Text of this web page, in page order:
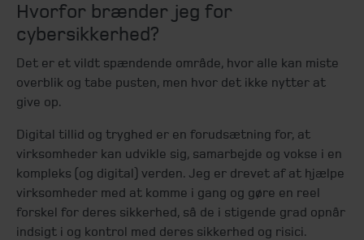
Hvorfor brænder jeg for
cybersikkerhed?
Det er et vildt spændende område, hvor alle kan miste
overblik og tabe pusten, men hvor det ikke nytter at
give op.
Digital tillid og tryghed er en forudsætning for, at
virksomheder kan udvikle sig, samarbejde og vokse i en
kompleks (og digital) verden. Jeg er drevet af at hjælpe
virksomheder med at komme i gang og gøre en reel
forskel for deres sikkerhed, så de i stigende grad opnår
indsigt i og kontrol med deres sikkerhed og risici.